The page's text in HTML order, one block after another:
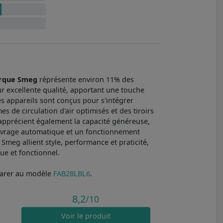
Smeg réprésente environ 11% des
excellente qualité, apportant une touche
appareils sont conçus pour s'intégrer
de circulation d'air optimisés et des tiroirs
également la capacité généreuse,
automatique et un fonctionnement
allient style, performance et praticité,
et fonctionnel.
au modèle FAB28LBL6.
8,2/10
Voirle produit